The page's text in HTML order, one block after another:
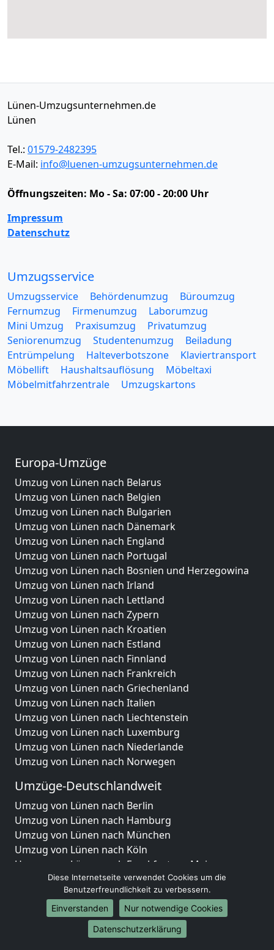
Lünen-Umzugsunternehmen.de
Lünen
Tel.: 01579-2482395
E-Mail: info@luenen-umzugsunternehmen.de
Öffnungszeiten: Mo - Sa: 07:00 - 20:00 Uhr
Impressum
Datenschutz
Umzugsservice
Umzugsservice Behördenumzug
Büroumzug
Fernumzug
Firmenumzug
Laborumzug
Mini Umzug
Praxisumzug
Privatumzug
Seniorenumzug
Studentenumzug
Beiladung
Entrümpelung
Halteverbotszone
Klaviertransport
Möbellift
Haushaltsauflösung
Möbeltaxi
Möbelmitfahrzentrale
Umzugskartons
Europa-Umzüge
Umzug von Lünen nach Belarus
Umzug von Lünen nach Belgien
Umzug von Lünen nach Bulgarien
Umzug von Lünen nach Dänemark
Umzug von Lünen nach England
Umzug von Lünen nach Portugal
Umzug von Lünen nach Bosnien und Herzegowina
Umzug von Lünen nach Irland
Umzug von Lünen nach Lettland
Umzug von Lünen nach Zypern
Umzug von Lünen nach Kroatien
Umzug von Lünen nach Estland
Umzug von Lünen nach Finnland
Umzug von Lünen nach Frankreich
Umzug von Lünen nach Griechenland
Umzug von Lünen nach Italien
Umzug von Lünen nach Liechtenstein
Umzug von Lünen nach Luxemburg
Umzug von Lünen nach Niederlande
Umzug von Lünen nach Norwegen
Umzüge-Deutschlandweit
Umzug von Lünen nach Berlin
Umzug von Lünen nach Hamburg
Umzug von Lünen nach München
Umzug von Lünen nach Köln
Umzug von Lünen nach Frankfurt am Main
Umzug von Lünen nach Stuttgart
Umzug von Lünen nach Düsseldorf
Umzug von Lünen nach Leipzig
Umzug von Lünen nach Dortmund
Umzug von Lünen nach Essen
Diese Internetseite verwendet Cookies um die
Benutzerfreundlichkeit zu verbessern.
Einverstanden
Nur notwendige Cookies
Datenschutzerklärung